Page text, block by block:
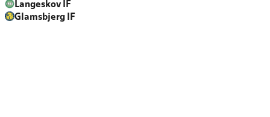
Langeskov IF
Glamsbjerg IF